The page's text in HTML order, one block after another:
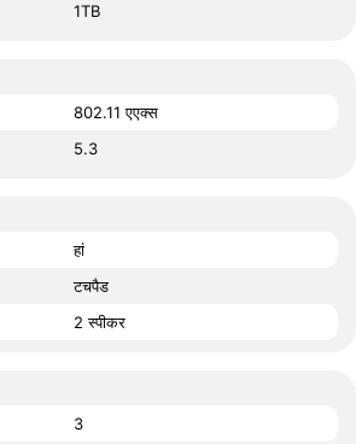
1TB
802.11 एएक्स
5.3
हां
टचपैड
2 स्पीकर
3